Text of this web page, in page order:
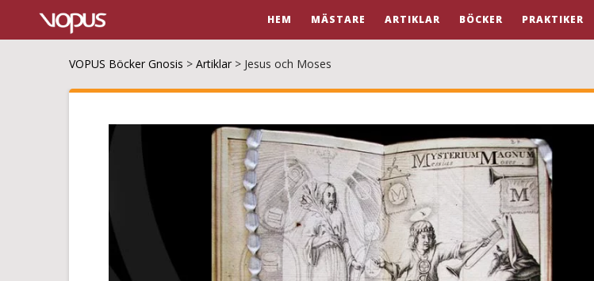
HEM MÄSTARE ARTIKLAR BÖCKER PRAKTIKER
VOPUS Böcker Gnosis > Artiklar > Jesus och Moses